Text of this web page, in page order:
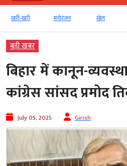
खरी-खरी मनोरंजन खेल
बड़ी खबर
बिहार में कानून-
कांग्रेस सांसद प्रमोद
July 05, 2025 Girish